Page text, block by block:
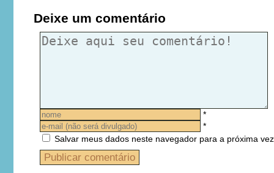
Deixe um comentário
*
*
Salvar meus dados neste navegador para a próxima